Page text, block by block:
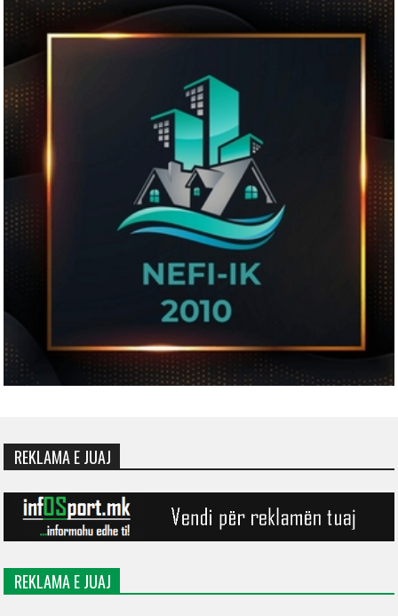
REKLAMA E JUAJ
REKLAMA E JUAJ